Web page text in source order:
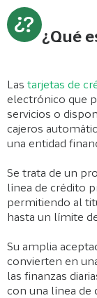
¿Qué
Las tarjetas de
electrónico que
servicios o
cajeros
una entidad
Se trata de un
línea de crédito
permitiendo al
hasta un límite
Su amplia
convierten en
las finanzas
con una línea de